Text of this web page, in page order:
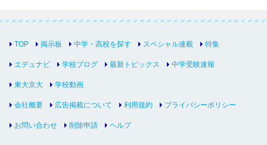
TOP 掲示板 中学・高校を探す スペシャル連載 特集
エデュナビ 学校ブログ 最新トピックス 中学受験速報
東大京大 学校動画
会社概要 広告掲載について 利用規約 プライバシーポリシー
お問い合わせ 削除申請 ヘルプ